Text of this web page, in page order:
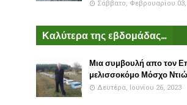
Σάββατο, Φεβρουαρίου 03,
Καλύτερα της εβδομάδας...
Μια συμβουλή απο τον
μελισσοκόμο Μόσχο
Δευτέρα, Ιουνίου 26, 2023